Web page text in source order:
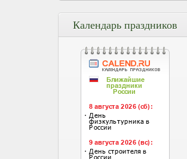
Календарь праздников